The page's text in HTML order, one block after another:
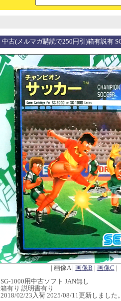
中古(メルマガ購読で250円引)箱有説有
| 画像A | 画像B | 画像C |
SG-1000用中古ソフト JAN無し
箱有り 説明書有り
2018/02/23入荷 2025/08/11更新しました